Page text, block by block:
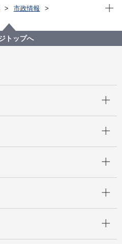
市政情報
共事業評価委員会を開催します
現在
トップへ